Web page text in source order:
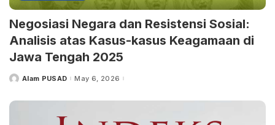
Negosiasi Negara dan Resistensi Sosial:
Analisis atas Kasus-kasus Keagamaan di
Jawa Tengah 2025
PostedAlam PUSAD May 6, 2026